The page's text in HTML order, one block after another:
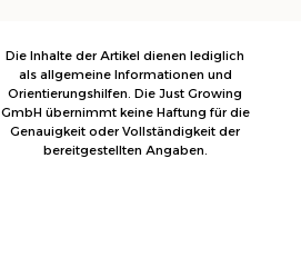
Die Inhalte der Artikel dienen lediglich
als allgemeine Informationen und
Orientierungshilfen. Die Just Growing
GmbH übernimmt keine Haftung für die
Genauigkeit oder Vollständigkeit der
bereitgestellten Angaben.